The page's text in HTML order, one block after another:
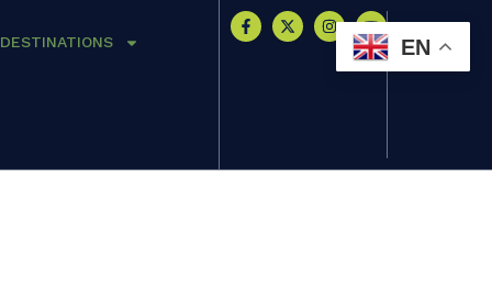
DESTINATIONS EN